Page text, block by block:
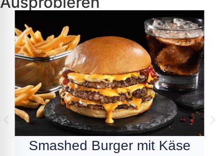
Smashed Burger mit Käse